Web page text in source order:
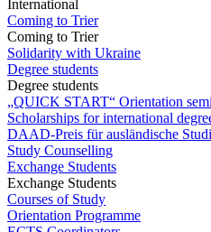
International
Coming to Trier
Coming to Trier
Solidarity with Ukraine
Degree students
Degree students
„QUICK START“ Orientation
Scholarships for international
DAAD-Preis für ausländische
Study Counselling
Exchange Students
Exchange Students
Courses of Study
Orientation Programme